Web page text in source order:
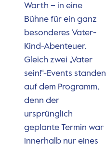
Warth – in eine
Bühne für ein ganz
besonderes Vater-
Kind-Abenteuer.
Gleich zwei „Vater
sein!“-Events standen
auf dem Programm,
denn der
ursprünglich
geplante Termin war
innerhalb nur eines